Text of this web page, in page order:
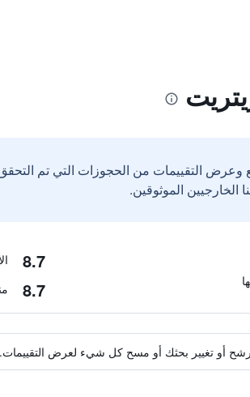
وعرض التقييمات من الحجوزات التي تم
8.7
8.7
أو تغيير بحثك أو مسح كل شيء لعرض التقييمات.